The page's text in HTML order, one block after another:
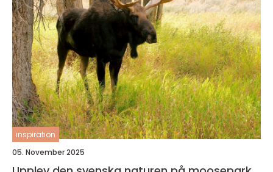
inspiration
05. November 2025